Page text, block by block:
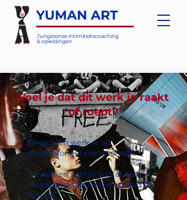
Jungiaanseintimiteitscoaching
& opleidingen
Voel je dat dit werk je raakt
of roept?
Misschien werk je al
professioneel met mensen.
Misschien voel je vooral een
duidelijke nieuwsgierigheid of
kriebel.